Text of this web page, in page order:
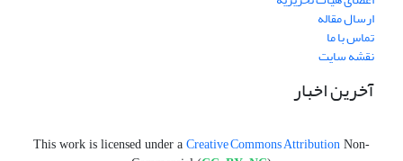
ارسال مقاله
تماس با ما
نقشه سایت
آخرین اخبار
This work is licensed under a Creative Commons Attribution Non-